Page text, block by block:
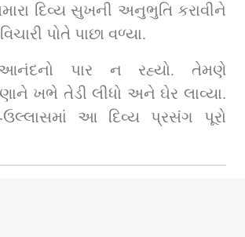
દિવ્ય સુખની અનુભુતિ કરાવીને
પોતે પાછા વળ્યા.
આનંદનો પાર ન રહ્યો. તેમણે
ખભે તેડી લીધો અને ઘેર લાવ્યા.
આ દિવ્ય પ્રસંગ પૂરો